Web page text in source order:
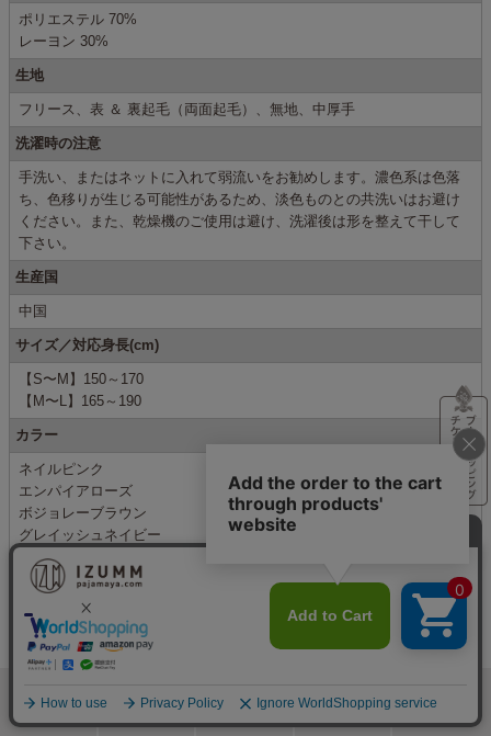
ホーム カート おねむりフェア
ポリエステル 70%
レーヨン 30%
生地
フリース、表 ＆ 裏起毛（両面起毛）、無地、中厚手
洗濯時の注意
手洗い、またはネットに入れて弱流いをお勧めします。濃色系は色落
ち、色移りが生じる可能性があるため、淡色ものとの共洗いはお避け
ください。また、乾燥機のご使用は避け、洗濯後は形を整えて干して
下さい。
生産国
中国
サイズ／対応身長(cm)
【S〜M】150～170
【M〜L】165～190
カラー
ネイルピンク
エンパイアローズ
ボジョレーブラウン
グレイッシュネイビー
ディープグレー
適シーズン
秋 冬（秋冬）用、冬用
アイテム
服 ナイトウエア、ルームウエア・部屋着、羽織り物